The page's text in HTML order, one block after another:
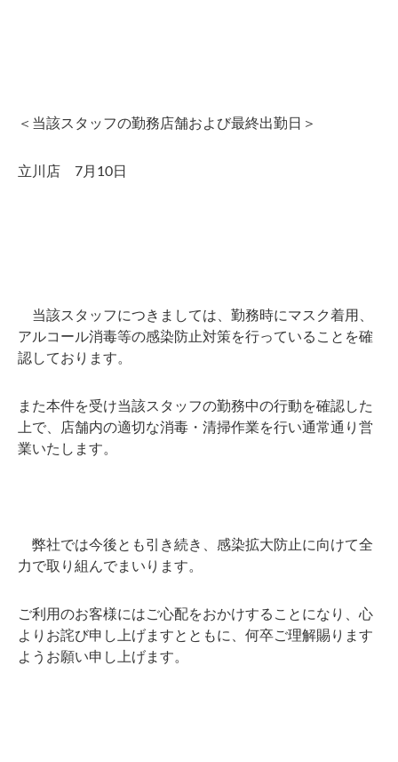
＜当該スタッフの勤務店舗および最終出勤日＞
立川店 7月10日
当該スタッフにつきましては、勤務時にマスク着用、
アルコール消毒等の感染防止対策を行っていることを確
認しております。
また本件を受け当該スタッフの勤務中の行動を確認した
上で、店舗内の適切な消毒・清掃作業を行い通常通り営
業いたします。
弊社では今後とも引き続き、感染拡大防止に向けて全
力で取り組んでまいります。
ご利用のお客様にはご心配をおかけすることになり、心
よりお詫び申し上げますとともに、何卒ご理解賜ります
ようお願い申し上げます。